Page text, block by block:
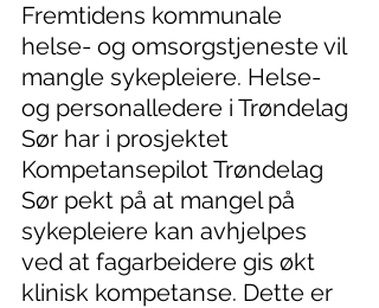
Fremtidens kommunale
helse- og omsorgstjeneste vil
mangle sykepleiere. Helse-
og personalledere i Trøndelag
Sør har i prosjektet
Kompetansepilot Trøndelag
Sør pekt på at mangel på
sykepleiere kan avhjelpes
ved at fagarbeidere gis økt
klinisk kompetanse. Dette er